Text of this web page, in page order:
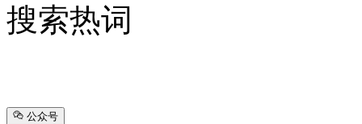
搜索热词
公众号